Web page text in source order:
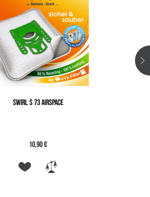
SWIRL S 73 AIRSPACE
10,90 €